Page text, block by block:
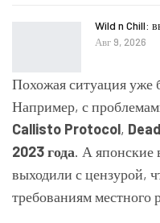
Wild n Chill:
Авг 9, 2026
Похожая ситуация уже
Например, с
Callisto Protocol,
2023 года. А японские
выходили с цензурой,
требованиям местного